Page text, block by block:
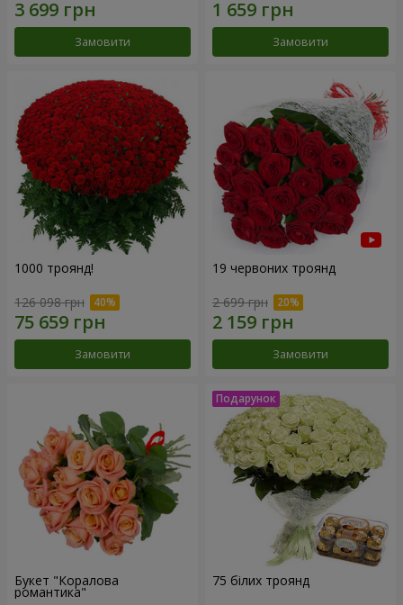
Замовити Замовити
1000 троянд!
126 098 грн
Замовити
19 червоних троянд
2 699 грн
Замовити
Букет "Коралова
романтика"
75 білих троянд